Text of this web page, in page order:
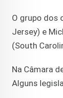
O grupo dos
Jersey) e
(South
Na Câmara
Alguns